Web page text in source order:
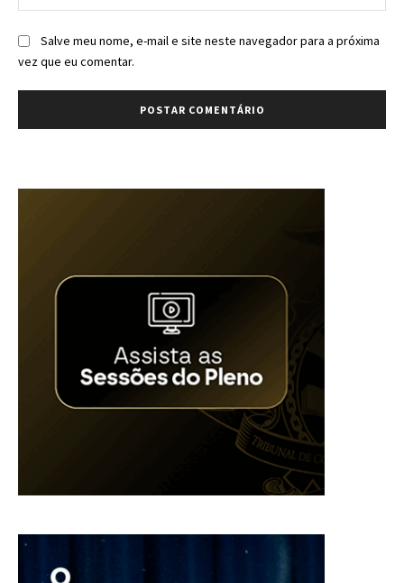
Salve meu nome, e-mail e site neste navegador para a próxima
vez que eu comentar.